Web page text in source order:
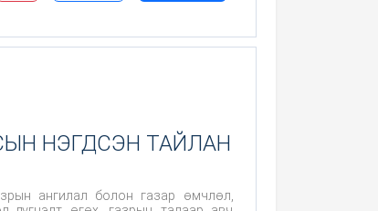
НЭГДСЭН ТАЙЛАН
ангилал болон газар өмчлөл,